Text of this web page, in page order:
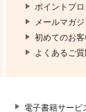
ポイントプ
メールマガ
初めてのお
よくあるご
電子書籍サービ